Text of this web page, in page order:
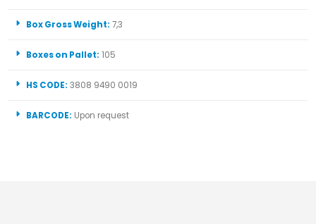
Box Gross Weight: 7,3
Boxes on Pallet: 105
HS CODE: 3808 9490 0019
BARCODE: Upon request